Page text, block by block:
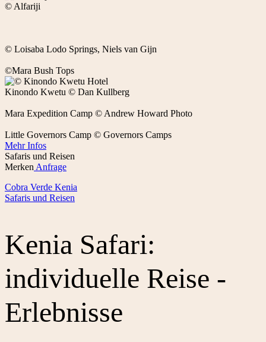
© Alfariji
© Loisaba Lodo Springs, Niels van Gijn
©Mara Bush Tops
Kinondo Kwetu © Dan Kullberg
Mara Expedition Camp © Andrew Howard Photo
Little Governors Camp © Governors Camps
Mehr Infos
Safaris und Reisen
Merken Anfrage
Cobra Verde Kenia
Safaris und Reisen
Kenia Safari:
individuelle Reise -
Erlebnisse